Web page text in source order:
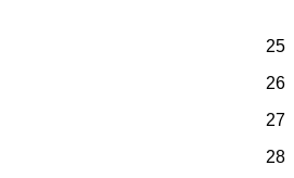
25
26
27
28